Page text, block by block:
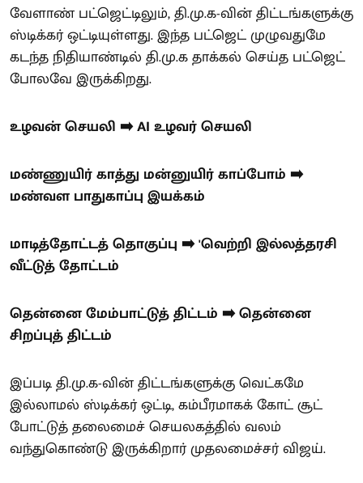
வேளாண் பட்ஜெட்டிலும், தி.மு.க-வின் திட்டங்களுக்கு
ஸ்டிக்கர் ஒட்டியுள்ளது. இந்த பட்ஜெட் முழுவதுமே
கடந்த நிதியாண்டில் தி.மு.க தாக்கல் செய்த பட்ஜெட்
போலவே இருக்கிறது.
உழவன் செயலி ➡️ AI உழவர் செயலி
மண்ணுயிர் காத்து மன்னுயிர் காப்போம் ➡️
மண்வள பாதுகாப்பு இயக்கம்
மாடித்தோட்டத் தொகுப்பு ➡️ 'வெற்றி இல்லத்தரசி
வீட்டுத் தோட்டம்
தென்னை மேம்பாட்டுத் திட்டம் ➡️ தென்னை
சிறப்புத் திட்டம்
இப்படி தி.மு.க-வின் திட்டங்களுக்கு வெட்கமே
இல்லாமல் ஸ்டிக்கர் ஒட்டி, கம்பீரமாகக் கோட் சூட்
போட்டுத் தலைமைச் செயலகத்தில் வலம்
வந்துகொண்டு இருக்கிறார் முதலமைச்சர் விஜய்.